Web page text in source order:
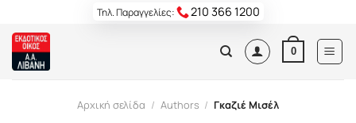
content
Τηλ. Παραγγελίες: 210 366 1200
0
Αρχική σελίδα / Authors / Γκαζιέ Μισέλ